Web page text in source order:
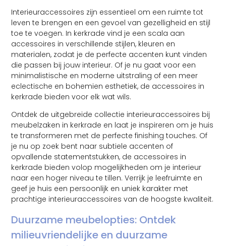
Interieuraccessoires zijn essentieel om een ruimte tot
leven te brengen en een gevoel van gezelligheid en stijl
toe te voegen. In kerkrade vind je een scala aan
accessoires in verschillende stijlen, kleuren en
materialen, zodat je de perfecte accenten kunt vinden
die passen bij jouw interieur. Of je nu gaat voor een
minimalistische en moderne uitstraling of een meer
eclectische en bohemien esthetiek, de accessoires in
kerkrade bieden voor elk wat wils.
Ontdek de uitgebreide collectie interieuraccessoires bij
meubelzaken in kerkrade en laat je inspireren om je huis
te transformeren met de perfecte finishing touches. Of
je nu op zoek bent naar subtiele accenten of
opvallende statementstukken, de accessoires in
kerkrade bieden volop mogelijkheden om je interieur
naar een hoger niveau te tillen. Verrijk je leefruimte en
geef je huis een persoonlijk en uniek karakter met
prachtige interieuraccessoires van de hoogste kwaliteit.
Duurzame meubelopties: Ontdek
milieuvriendelijke en duurzame